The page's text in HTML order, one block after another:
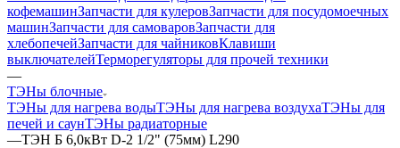
кофемашинЗапчасти для кулеровЗапчасти для посудомоечных
машинЗапчасти для самоваровЗапчасти для
хлебопечейЗапчасти для чайниковКлавиши
выключателейТерморегуляторы для прочей техники
—
ТЭНы блочные
ТЭНы для нагрева водыТЭНы для нагрева воздухаТЭНы для
печей и саунТЭНы радиаторные
—ТЭН Б 6,0кВт D-2 1/2" (75мм) L290